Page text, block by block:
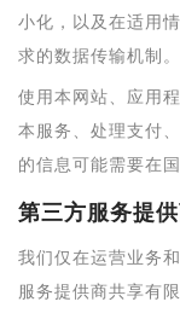
小化，以及在适用
求的数据传输机制。
使用本网站、应用
本服务、处理支付
的信息可能需要在
第三方服务提
我们仅在运营业务
服务提供商共享有